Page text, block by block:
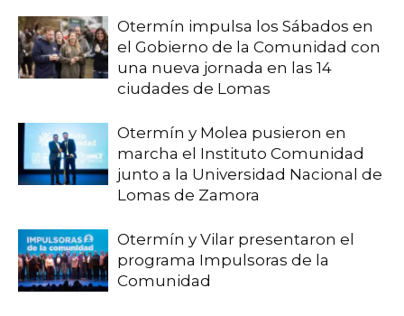
Otermín impulsa los Sábados en
el Gobierno de la Comunidad con
una nueva jornada en las 14
ciudades de Lomas
Otermín y Molea pusieron en
marcha el Instituto Comunidad
junto a la Universidad Nacional de
Lomas de Zamora
Otermín y Vilar presentaron el
programa Impulsoras de la
Comunidad